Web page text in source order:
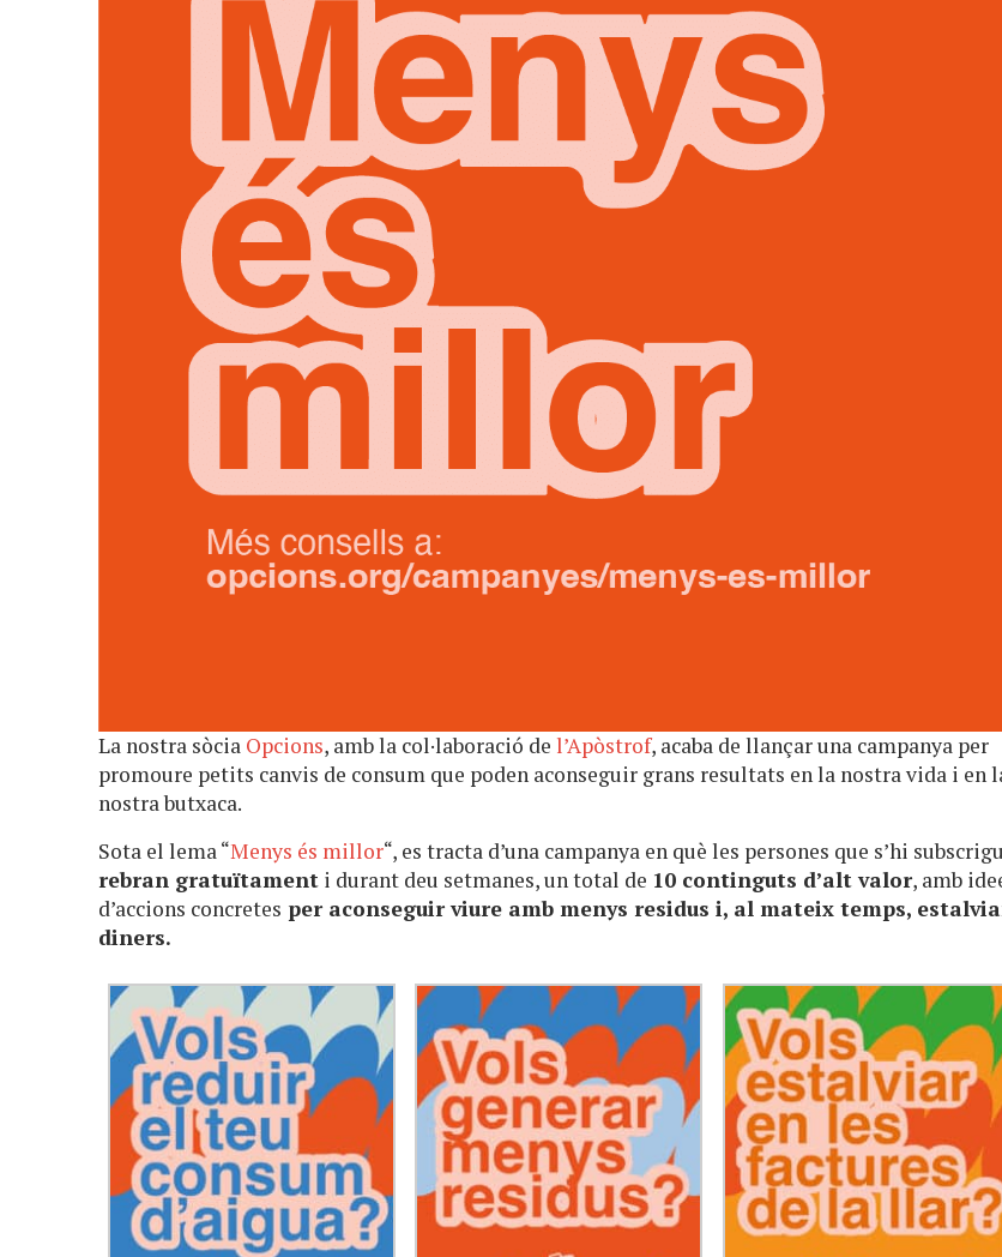
La nostra sòcia Opcions, amb la col·laboració del’Apòstrof, acaba de llançar una campanya per
promoure petits canvis de consum que poden aconseguir grans resultats en la nostra vida i en
nostra butxaca.
Sota el lema “Menys és millor“, es tracta d’una campanya en què les persones que s’hi
rebran gratuïtament i durant deu setmanes, un total de 10 continguts d’alt valor, amb
d’accions concretes per aconseguir viure amb menys residus i, al mateix temps,
diners.